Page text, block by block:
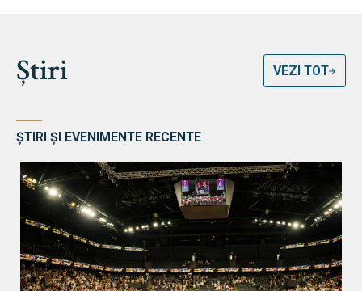
Știri VEZI TOT
ȘTIRI ȘI EVENIMENTE RECENTE